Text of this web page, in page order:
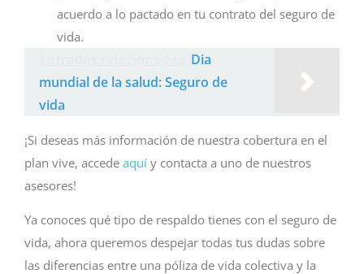
acuerdo a lo pactado en tu contrato del seguro de
vida.
Dia
mundial de la salud: Seguro de
vida
¡Si deseas más información de nuestra cobertura en el
plan vive, accede aquí y contacta a uno de nuestros
asesores!
Ya conoces qué tipo de respaldo tienes con el seguro de
vida, ahora queremos despejar todas tus dudas sobre
las diferencias entre una póliza de vida colectiva y la